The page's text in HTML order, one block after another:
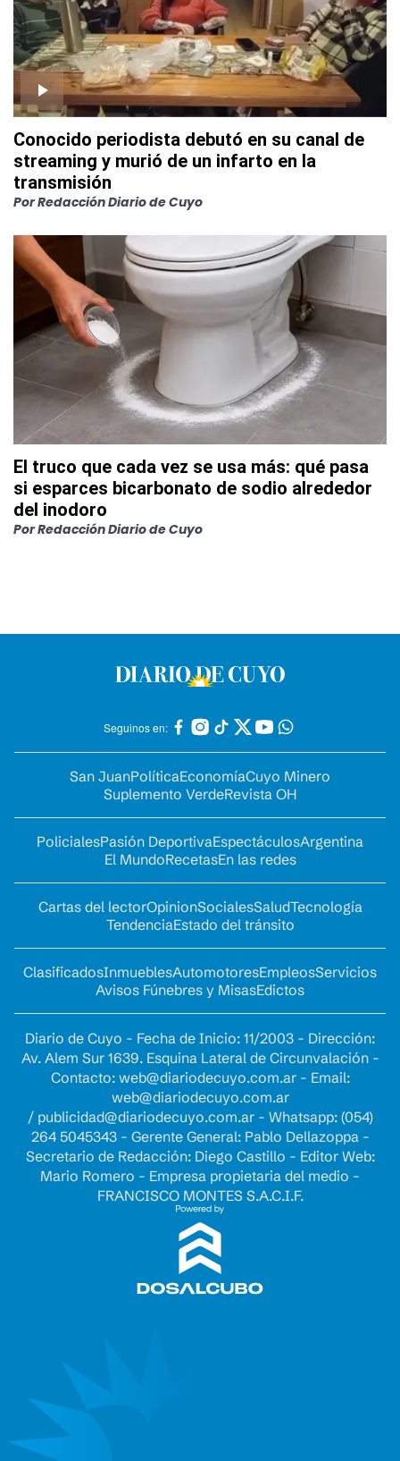
Conocido periodista debutó en su canal de
streaming y murió de un infarto en la
transmisión
PorRedacción Diario de Cuyo
El truco que cada vez se usa más: qué pasa
si esparces bicarbonato de sodio alrededor
del inodoro
PorRedacción Diario de Cuyo
Seguinos en:
San JuanPolíticaEconomíaCuyo Minero
Suplemento VerdeRevista OH
PolicialesPasión DeportivaEspectáculosArgentina
El MundoRecetasEn las redes
Cartas del lectorOpinionSocialesSaludTecnología
TendenciaEstado del tránsito
ClasificadosInmueblesAutomotoresEmpleosServicios
Avisos Fúnebres y MisasEdictos
Diario de Cuyo - Fecha de Inicio: 11/2003 - Dirección:
Av. Alem Sur 1639. Esquina Lateral de Circunvalación -
Contacto: web@diariodecuyo.com.ar- Email:
web@diariodecuyo.com.ar
/ publicidad@diariodecuyo.com.ar- Whatsapp: (054)
264 5045343 - Gerente General: Pablo Dellazoppa -
Secretario de Redacción: Diego Castillo - Editor Web:
Mario Romero - Empresa propietaria del medio -
FRANCISCO MONTES S.A.C.I.F.